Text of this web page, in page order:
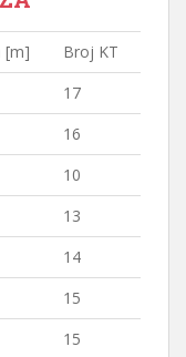
[m]
Broj KT
17
16
10
13
14
15
15